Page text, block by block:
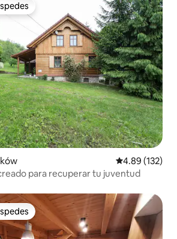
Calificación
4.89 (132)
para recuperar tu juventud